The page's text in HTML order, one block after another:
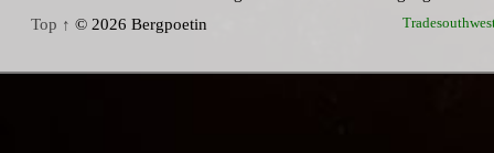
Top ↑ © 2026 Bergpoetin